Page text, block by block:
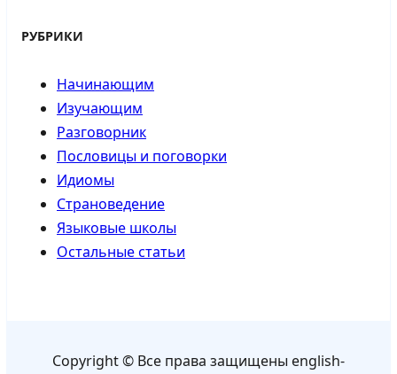
РУБРИКИ
Начинающим
Изучающим
Разговорник
Пословицы и поговорки
Идиомы
Страноведение
Языковые школы
Остальные статьи
Copyright © Все права защищены english-